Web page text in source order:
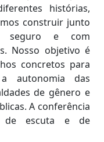
histórias,
construir junto
seguro e com
Nosso objetivo é
concretos para
autonomia das
de gênero e
A conferência
de escuta e de